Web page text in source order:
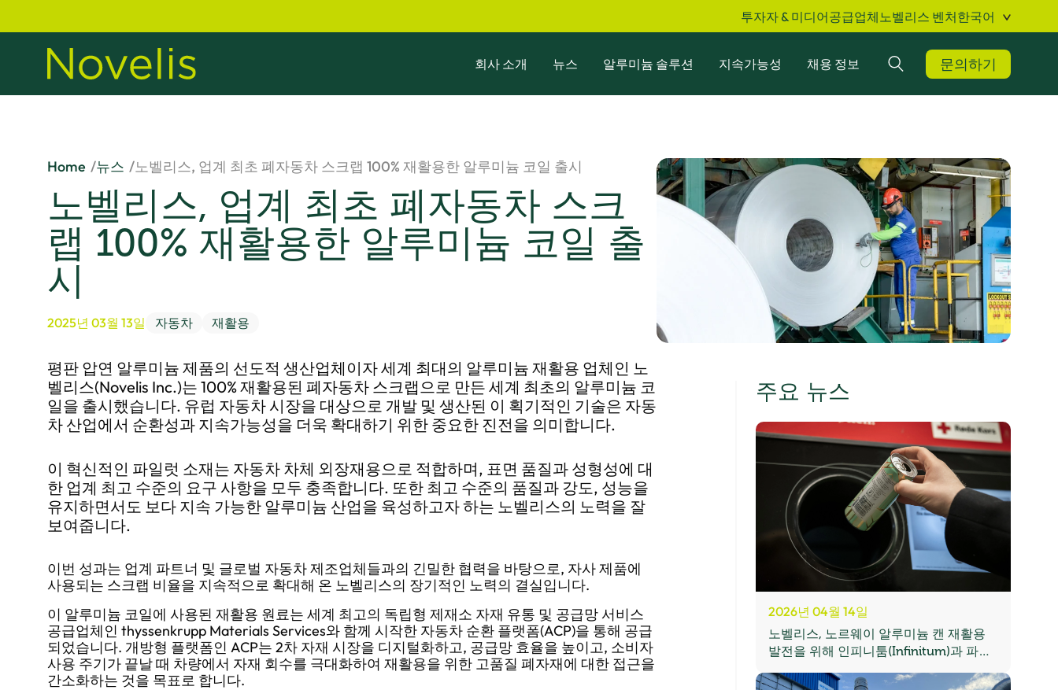
투자자 & 미디어공급업체노벨리스 벤처한국어
회사 소개 뉴스 알루미늄 솔루션 지속가능성 채용 정보 검색 문의하기
Home 뉴스 노벨리스, 업계 최초 폐자동차 스크랩 100% 재활용한 알루미늄 코일 출시
노벨리스, 업계 최초 폐자동차 스크
랩 100% 재활용한 알루미늄 코일 출
시
2025년 03월 13일 자동차 재활용
평판 압연 알루미늄 제품의 선도적 생산업체이자 세계 최대의 알루미늄 재활용 업체인 노
벨리스(Novelis Inc.)는 100% 재활용된 폐자동차 스크랩으로 만든 세계 최초의 알루미늄 코
일을 출시했습니다. 유럽 자동차 시장을 대상으로 개발 및 생산된 이 획기적인 기술은 자동
차 산업에서 순환성과 지속가능성을 더욱 확대하기 위한 중요한 진전을 의미합니다.
이 혁신적인 파일럿 소재는 자동차 차체 외장재용으로 적합하며, 표면 품질과 성형성에 대
한 업계 최고 수준의 요구 사항을 모두 충족합니다. 또한 최고 수준의 품질과 강도, 성능을
유지하면서도 보다 지속 가능한 알루미늄 산업을 육성하고자 하는 노벨리스의 노력을 잘
보여줍니다.
이번 성과는 업계 파트너 및 글로벌 자동차 제조업체들과의 긴밀한 협력을 바탕으로, 자사 제품에
사용되는 스크랩 비율을 지속적으로 확대해 온 노벨리스의 장기적인 노력의 결실입니다.
이 알루미늄 코일에 사용된 재활용 원료는 세계 최고의 독립형 제재소 자재 유통 및 공급망 서비스
공급업체인 thyssenkrupp Materials Services와 함께 시작한 자동차 순환 플랫폼(ACP)을 통해 공급
되었습니다. 개방형 플랫폼인 ACP는 2차 자재 시장을 디지털화하고, 공급망 효율을 높이고, 소비자
사용 주기가 끝날 때 차량에서 자재 회수를 극대화하여 재활용을 위한 고품질 폐자재에 대한 접근을
간소화하는 것을 목표로 합니다.
주요 뉴스
2026년 04월 14일
노벨리스, 노르웨이 알루미늄 캔 재활용
발전을 위해 인피니툼(Infinitum)과 파트